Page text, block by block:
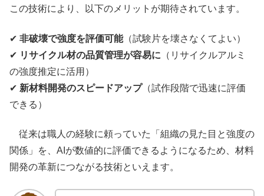
この技術により、以下のメリットが期待されています。
✔ 非破壊で強度を評価可能（試験片を壊さなくてよい）
✔ リサイクル材の品質管理が容易に （リサイクルアルミ
の強度推定に活用）
✔ 新材料開発のスピードアップ（試作段階で迅速に評価
できる）
従来は職人の経験に頼っていた「組織の見た目と強度の
関係」を、AIが数値的に評価できるようになるため、材料
開発の革新につながる技術といえます。